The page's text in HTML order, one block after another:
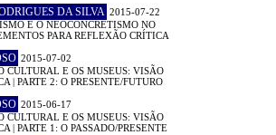
DA SILVA 2015-07-22
E O NEOCONCRETISMO NO
PARA REFLEXÃO CRÍTICA
2015-07-02
CULTURAL E OS MUSEUS: VISÃO
| PARTE 2: O PRESENTE/FUTURO
2015-06-17
CULTURAL E OS MUSEUS: VISÃO
| PARTE 1: O PASSADO/PRESENTE